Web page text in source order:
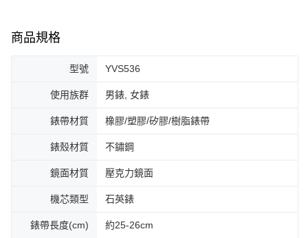
商品規格
型號 YVS536
使用族群 男錶, 女錶
錶帶材質 橡膠/塑膠/矽膠/樹脂錶帶
錶殼材質 不鏽鋼
鏡面材質 壓克力鏡面
機芯類型 石英錶
錶帶長度(cm) 約25-26cm